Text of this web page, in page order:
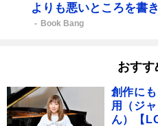
よりも悪いところを書
Book Bang
おすす
創作に
用（ジ
ん）【